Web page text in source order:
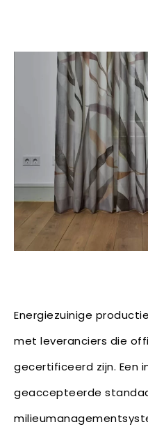
Energiezuinige
met leveranciers die
gecertificeerd zijn. Een
geaccepteerde